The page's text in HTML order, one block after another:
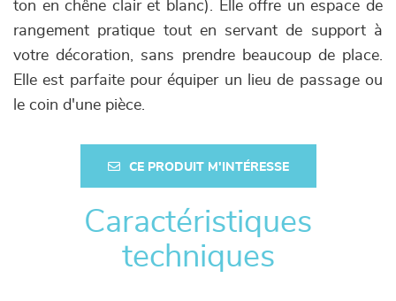
ton en chêne clair et blanc). Elle offre un espace de
rangement pratique tout en servant de support à
votre décoration, sans prendre beaucoup de place.
Elle est parfaite pour équiper un lieu de passage ou
le coin d'une pièce.
CE PRODUIT M'INTÉRESSE
Caractéristiques
techniques